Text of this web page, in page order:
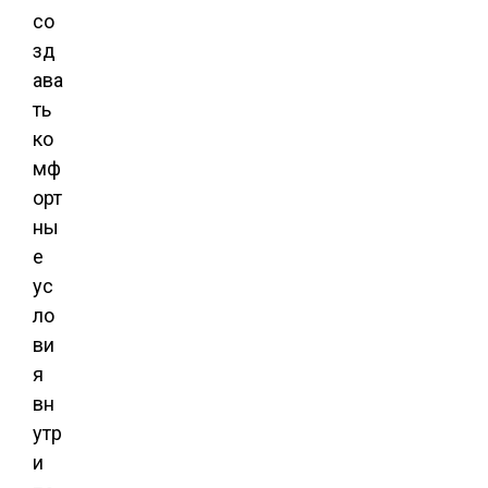
со
зд
ава
ть
ко
мф
орт
ны
е
ус
ло
ви
я
вн
утр
и